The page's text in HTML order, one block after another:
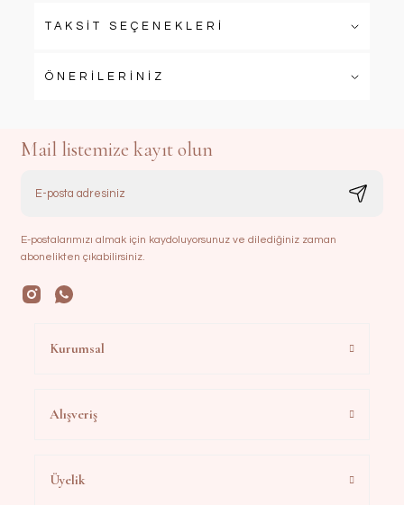
TAKSİT SEÇENEKLERİ
ÖNERİLERİNİZ
Mail listemize kayıt olun
E-postalarımızı almak için kaydoluyorsunuz ve dilediğiniz zaman
abonelikten çıkabilirsiniz.
Kurumsal
Alışveriş
Üyelik